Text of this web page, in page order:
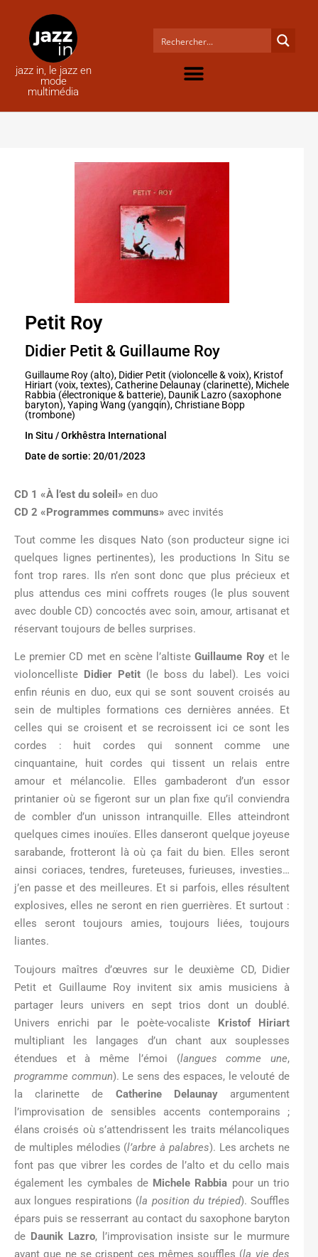
jazz in, le jazz en
mode
multimédia
Petit Roy
Didier Petit & Guillaume Roy
Guillaume Roy (alto), Didier Petit (violoncelle & voix), Kristof
Hiriart (voix, textes), Catherine Delaunay (clarinette), Michele
Rabbia (électronique & batterie), Daunik Lazro (saxophone
baryton), Yaping Wang (yangqin), Christiane Bopp
(trombone)
In Situ / Orkhêstra International
Date de sortie: 20/01/2023
CD 1 «À l’est du soleil» en duo
CD 2 «Programmes communs» avec invités
Tout comme les disques Nato (son producteur signe ici
quelques lignes pertinentes), les productions In Situ se
font trop rares. Ils n’en sont donc que plus précieux et
plus attendus ces mini coffrets rouges (le plus souvent
avec double CD) concoctés avec soin, amour, artisanat et
réservant toujours de belles surprises.
Le premier CD met en scène l’altisteGuillaume Royet le
violoncelliste
Didier Petit(le boss du label). Les voici
enfin réunis en duo, eux qui se sont souvent croisés au
sein de multiples formations ces dernières années. Et
celles qui se croisent et se recroissent ici ce sont les
cordes : huit cordes qui sonnent comme une
cinquantaine, huit cordes qui tissent un relais entre
amour et mélancolie. Elles gambaderont d’un essor
printanier où se figeront sur un plan fixe qu’il conviendra
de combler d’un unisson intranquille. Elles atteindront
quelques cimes inouïes. Elles danseront quelque joyeuse
sarabande, frotteront là où ça fait du bien. Elles seront
ainsi coriaces, tendres, fureteuses, furieuses, investies…
j’en passe et des meilleures. Et si parfois, elles résultent
explosives, elles ne seront en rien guerrières. Et surtout :
elles seront toujours amies, toujours liées, toujours
liantes.
Toujours maîtres d’œuvres sur le deuxième CD, Didier
Petit et Guillaume Roy invitent six amis musiciens à
partager leurs univers en sept trios dont un doublé.
Univers enrichi par le poète-vocaliste Kristof Hiriart
multipliant les langages d’un chant aux souplesses
étendues et à même l’émoi (langues comme une,
programme commun). Le sens des espaces, le velouté de
la clarinette de Catherine Delaunayargumentent
l’improvisation de sensibles accents contemporains ;
élans croisés où s’attendrissent les traits mélancoliques
de multiples mélodies (l’arbre à palabres). Les archets ne
font pas que vibrer les cordes de l’alto et du cello mais
également les cymbales de Michele Rabbia pour un trio
aux longues respirations (la position du trépied). Souffles
épars puis se resserrant au contact du saxophone baryton
de Daunik Lazro, l’improvisation insiste sur le murmure
avant que ne se crispent ces mêmes souffles (la vie des